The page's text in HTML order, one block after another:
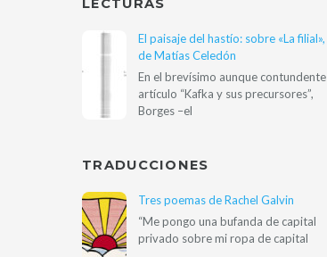
LECTURAS
El paisaje del hastío: sobre «La filial»,
de Matías Celedón
En el brevísimo aunque contundente
artículo “Kafka y sus precursores”,
Borges –el
TRADUCCIONES
Tres poemas de Rachel Galvin
“Me pongo una bufanda de capital
privado sobre mi ropa de capital